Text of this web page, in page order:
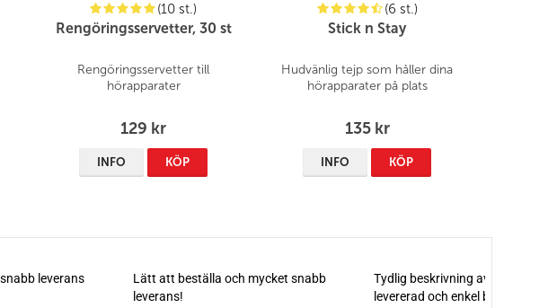
(10 st.)
Rengöringsservetter, 30 st
Rengöringsservetter till
hörapparater
129 kr
INFO KÖP
(6 st.)
Stick n Stay
Hudvänlig tejp som håller dina
hörapparater på plats
135 kr
INFO KÖP